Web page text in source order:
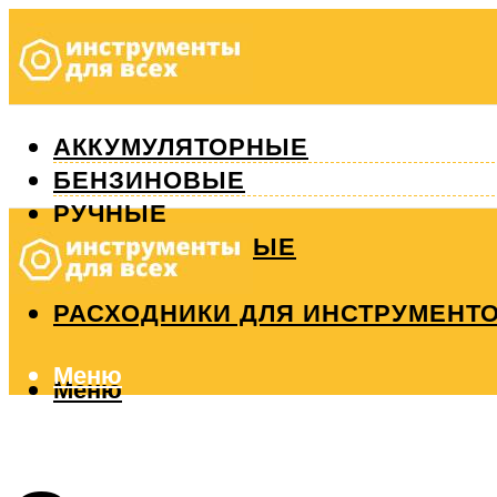
АККУМУЛЯТОРНЫЕ
БЕНЗИНОВЫЕ
РУЧНЫЕ
ИЗМЕРИТЕЛЬНЫЕ
РЕМОНТ
РАСХОДНИКИ ДЛЯ
Меню
Меню